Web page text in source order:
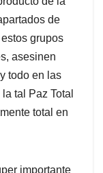
de
grupos
asesinen
todo en las
tal Paz Total
total en
importante